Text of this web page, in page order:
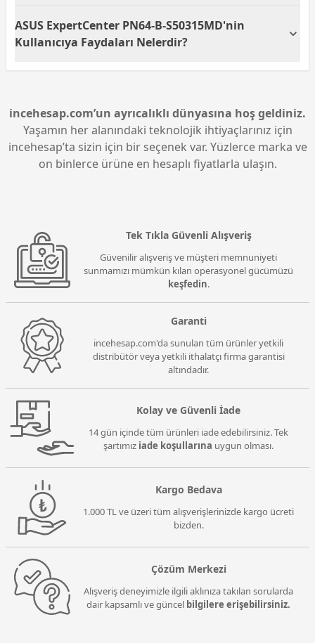
gelir.
özelliği ile birlikte gelir. Bu, kullanıcıların internet
bağlantısını kablosuz olarak sağlamalarına olanak
tanır. Wi-Fi özelliği, kablosuz ağlar üzerinden hızlı ve
sorunsuz bir internet deneyimi sunar.
ASUS ExpertCenter PN64-B-S50315MD'nin
Kullanıcıya Faydaları Nelerdir?
ASUS ExpertCenter PN64-B-S50315MD, kompakt
özelleştirilebilir yapısı sayesinde esneklik sunan bu
mini PC, taşınabilirliği ile farklı mekanlarda kullanım
kolaylığı sağlar. Ayrıca, Intel Core i5 işlemcisi ve Wi-Fi
desteği ile iş ve eğlence için ideal bir çözüm
oluşturur.
incehesap.com’un ayrıcalıklı dünyasına hoş geldiniz.
Yaşamın her alanındaki teknolojik ihtiyaçlarınız için
incehesap’ta sizin için bir seçenek var. Yüzlerce marka ve
on binlerce ürüne en hesaplı fiyatlarla ulaşın.
Tek Tıkla Güvenli Alışveriş
Güvenilir alışveriş ve müşteri memnuniyeti
sunmamızı mümkün kılan operasyonel gücümüzü
keşfedin.
Garanti
incehesap.com'da sunulan tüm ürünler yetkili
distribütör veya yetkili ithalatçı firma garantisi
altındadır.
Kolay ve Güvenli İade
14 gün içinde tüm ürünleri iade edebilirsiniz. Tek
şartımız iade koşullarına uygun olması.
Kargo Bedava
1.000 TL ve üzeri tüm alışverişlerinizde kargo ücreti
bizden.
Çözüm Merkezi
Alışveriş deneyimizle ilgili aklınıza takılan sorularda
dair kapsamlı ve güncel bilgilere erişebilirsiniz.